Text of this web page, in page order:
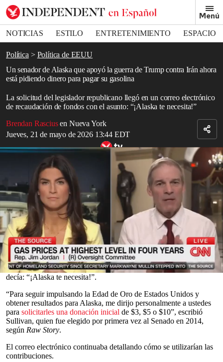
Menú
NOTICIAS ESTILO ENTRETENIMIENTO
ESPACIO
DEPORTES
Política
Política de EEUU
Un senador de Alaska que apoyó la guerra de Trump contra Irán ahora
está pidiendo dinero para pagar su gasolina
La solicitud del legislador republicano llegó en un correo electrónico
de recaudación de fondos con el asunto: “¡Alaska te necesita!”
Brendan Rascius en Nueva York
Jueves, 21 de mayo de 2026 13:44 EDT
Bookmark popover
Removed from bookmarks
Close popover
seconds
Un diputado republicano resta importancia al aumento del precio de
la gasolina porque “así es el mundo en el que vivimos”
Read in English
Según un nuevo informe, el senador de Alaska, Dan Sullivan,
pidió a sus seguidores que aportaran algo de dinero para la
gasolina
, después de haber respaldado públicamente la guerra del
presidente Donald Trump en Irán
, quedisparó el precio mundial
del combustible.
La solicitud del legislador republicano llegó en un
electrónico de recaudación de fondosdel 11 de mayo, cuyo asunto
decía: “¡Alaska te necesita!”.
“Para seguir impulsando la Edad de Oro de Estados Unidos y
obtener resultados para Alaska, me dirijo personalmente a ustedes
para solicitarles una donación inicial de $3, $5 o $10”, escribió
Sullivan, quien fue elegido por primera vez al Senado en 2014,
según Raw Story.
El correo electrónico continuaba detallando cómo se utilizarían las
contribuciones.